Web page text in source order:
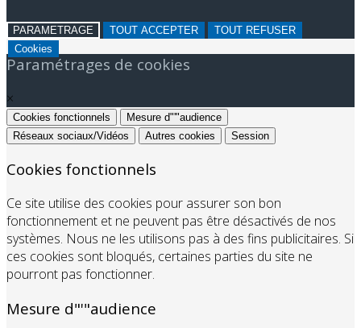
PARAMETRAGE TOUT ACCEPTER
TOUT REFUSER
Cookies
Paramétrages de cookies
×
Cookies fonctionnels
Mesure d"'"audience
Réseaux sociaux/Vidéos
Autres cookies Session
Cookies fonctionnels
Ce site utilise des cookies pour assurer son bon
fonctionnement et ne peuvent pas être désactivés de nos
systèmes. Nous ne les utilisons pas à des fins publicitaires. Si
ces cookies sont bloqués, certaines parties du site ne
pourront pas fonctionner.
Mesure d"'"audience